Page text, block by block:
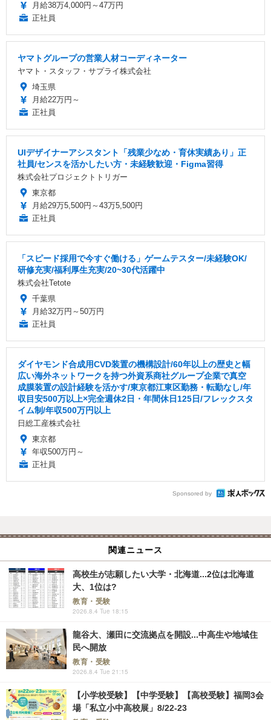
月給38万4,000円～47万円
正社員
ヤマトグループの営業人材コーディネーター
ヤマト・スタッフ・サプライ株式会社
埼玉県
月給22万円～
正社員
UIデザイナーアシスタント「残業少なめ・育休実績あり」正
社員/センスを活かしたい方・未経験歓迎・Figma習得
株式会社プロジェクトトリガー
東京都
月給29万5,500円～43万5,500円
正社員
「スピード採用で今すぐ働ける」ゲームテスター/未経験OK/
研修充実/福利厚生充実/20~30代活躍中
株式会社Tetote
千葉県
月給32万円～50万円
正社員
ダイヤモンド合成用CVD装置の機構設計/60年以上の歴史と幅
広い海外ネットワークを持つ外資系商社グループ企業で真空
成膜装置の設計経験を活かす/東京都江東区勤務・転勤なし/年
収目安500万以上×完全週休2日・年間休日125日/フレックスタ
イム制/年収500万円以上
日総工産株式会社
東京都
年収500万円～
正社員
Sponsored by
関連ニュース
高校生が志願したい大学・北海道...2位は北海道
大、1位は?
教育・受験
2026.8.4 Tue 18:15
龍谷大、瀬田に交流拠点を開設...中高生や地域住
民へ開放
教育・受験
2026.8.4 Tue 21:15
【小学校受験】【中学受験】【高校受験】福岡3会
場「私立小中高校展」8/22-23